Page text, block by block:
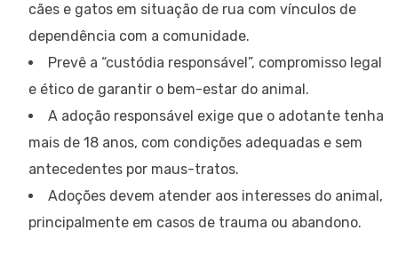
cães e gatos em situação de rua com vínculos de
dependência com a comunidade.
Prevê a “custódia responsável”, compromisso legal
e ético de garantir o bem-estar do animal.
A adoção responsável exige que o adotante tenha
mais de 18 anos, com condições adequadas e sem
antecedentes por maus-tratos.
Adoções devem atender aos interesses do animal,
principalmente em casos de trauma ou abandono.